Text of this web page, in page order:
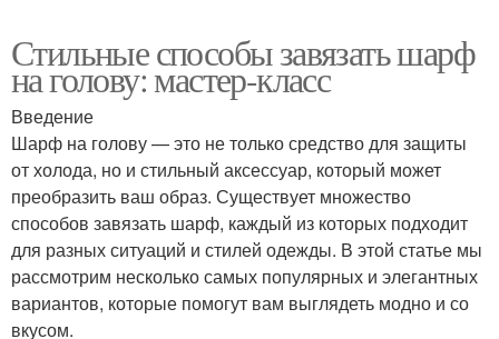
Стильные способы завязать шарф
на голову: мастер-класс
Введение
Шарф на голову — это не только средство для защиты
от холода, но и стильный аксессуар, который может
преобразить ваш образ. Существует множество
способов завязать шарф, каждый из которых подходит
для разных ситуаций и стилей одежды. В этой статье мы
рассмотрим несколько самых популярных и элегантных
вариантов, которые помогут вам выглядеть модно и со
вкусом.